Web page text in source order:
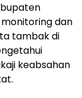
dan
tambak di
keabsahan